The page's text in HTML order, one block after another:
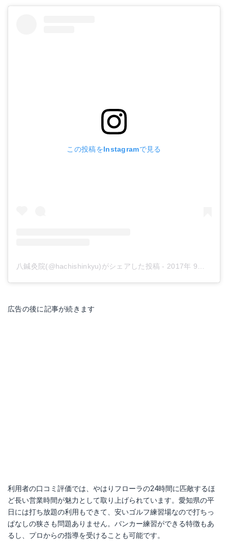
この投稿をInstagramで見る
八鍼灸院(@hachishinkyu)がシェアした投稿 - 2017年 9月月4日午前8時36分PDT
広告の後に記事が続きます
利用者の口コミ評価では、やはりフローラの24時間に匹敵するほ
ど長い営業時間が魅力として取り上げられています。愛知県の平
日には打ち放題の利用もできて、安いゴルフ練習場なので打ちっ
ぱなしの狭さも問題ありません。バンカー練習ができる特徴もあ
るし、プロからの指導を受けることも可能です。